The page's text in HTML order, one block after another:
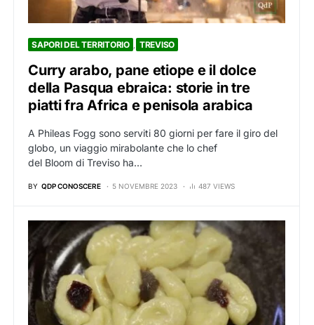
SAPORI DEL TERRITORIO TREVISO
Curry arabo, pane etiope e il dolce
della Pasqua ebraica: storie in tre
piatti fra Africa e penisola arabica
A Phileas Fogg sono serviti 80 giorni per fare il giro del
globo, un viaggio mirabolante che lo chef
del Bloom di Treviso ha…
BY QDP CONOSCERE 5 NOVEMBRE 2023 487 VIEWS